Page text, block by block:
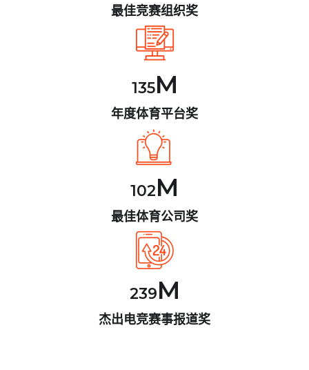
最佳竞赛组织奖
135M
年度体育平台奖
102M
最佳体育公司奖
239M
杰出电竞赛事报道奖